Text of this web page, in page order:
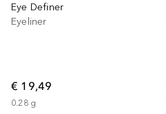
Eye Definer
Eyeliner
€ 19,49
0.28 g